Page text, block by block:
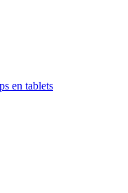
en tablets